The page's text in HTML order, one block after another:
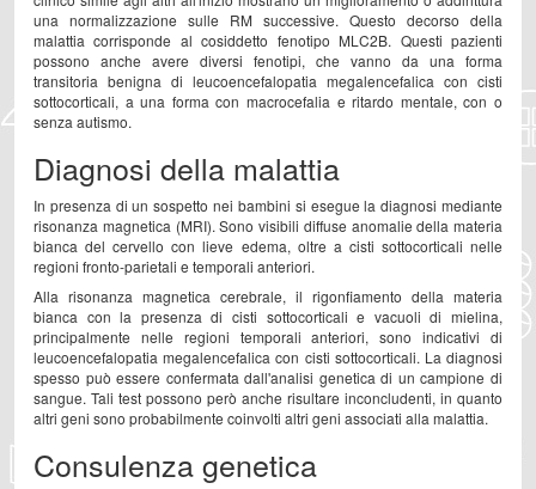
una normalizzazione sulle RM successive. Questo decorso della
malattia corrisponde al cosiddetto fenotipo MLC2B. Questi pazienti
possono anche avere diversi fenotipi, che vanno da una forma
transitoria benigna di leucoencefalopatia megalencefalica con cisti
sottocorticali, a una forma con macrocefalia e ritardo mentale, con o
senza autismo.
Diagnosi della malattia
In presenza di un sospetto nei bambini si esegue la diagnosi mediante
risonanza magnetica (MRI). Sono visibili diffuse anomalie della materia
bianca del cervello con lieve edema, oltre a cisti sottocorticali nelle
regioni fronto-parietali e temporali anteriori.
Alla risonanza magnetica cerebrale, il rigonfiamento della materia
bianca con la presenza di cisti sottocorticali e vacuoli di mielina,
principalmente nelle regioni temporali anteriori, sono indicativi di
leucoencefalopatia megalencefalica con cisti sottocorticali. La diagnosi
spesso può essere confermata dall'analisi genetica di un campione di
sangue. Tali test possono però anche risultare inconcludenti, in quanto
altri geni sono probabilmente coinvolti altri geni associati alla malattia.
Consulenza genetica